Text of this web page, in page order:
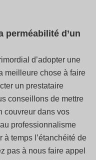
perméabilité d’un
d’adopter une
meilleure chose à faire
un prestataire
conseillons de mettre
couvreur dans vos
professionnalisme
à temps l’étanchéité de
pas à nous faire appel